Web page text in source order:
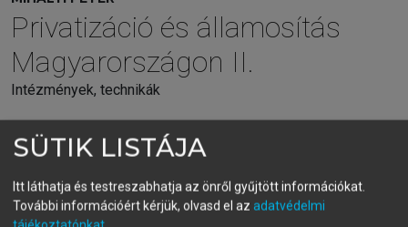
Privatizáció és államosítás
Magyarországon II.
Intézmények, technikák
menu_book OLVASÁS
SÜTIK LISTÁJA
Itt láthatja és testreszabhatja az önről gyűjtött információkat.
További információért kérjük, olvasd el az adatvédelmi